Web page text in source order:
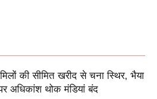
की सीमित खरीद से चना स्थिर, भैया
अधिकांश थोक मंडियां बंद